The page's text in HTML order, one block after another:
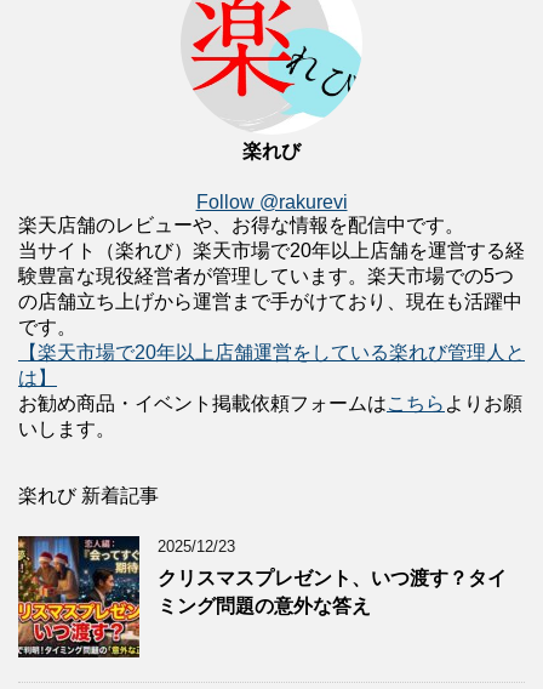
楽れび
Follow @rakurevi
楽天店舗のレビューや、お得な情報を配信中です。
当サイト（楽れび）楽天市場で20年以上店舗を運営する経
験豊富な現役経営者が管理しています。楽天市場での5つ
の店舗立ち上げから運営まで手がけており、現在も活躍中
です。
【楽天市場で20年以上店舗運営をしている楽れび管理人と
は】
お勧め商品・イベント掲載依頼フォームはこちら よりお願
いします。
楽れび 新着記事
2025/12/23
クリスマスプレゼント、いつ渡す？タイ
ミング問題の意外な答え